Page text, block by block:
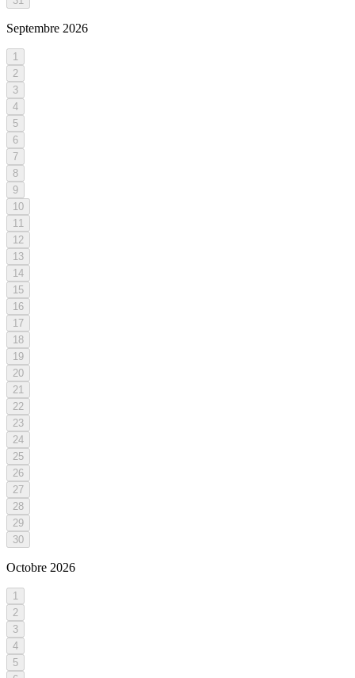
Septembre 2026
1
2
3
4
5
6
7
8
9
10
11
12
13
14
15
16
17
18
19
20
21
22
23
24
25
26
27
28
29
30
Octobre 2026
1
2
3
4
5